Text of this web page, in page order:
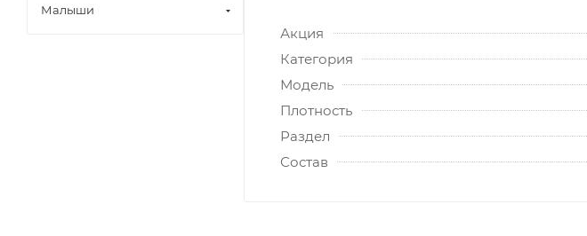
Акция
Категория
Модель
Плотность
Раздел
Состав
Малыши